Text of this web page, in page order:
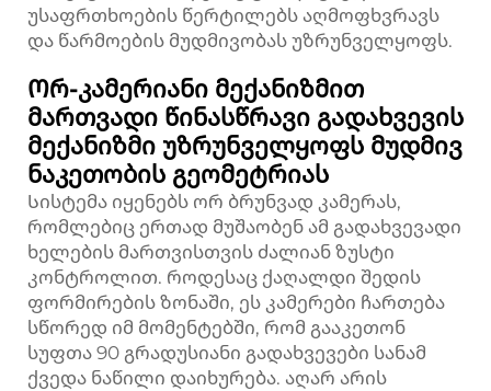
უსაფრთხოების წერტილებს აღმოფხვრავს
და წარმოების მუდმივობას უზრუნველყოფს.
Ორ-კამერიანი მექანიზმით
მართვადი წინასწრავი გადახვევის
მექანიზმი უზრუნველყოფს მუდმივ
ნაკეთობის გეომეტრიას
Სისტემა იყენებს ორ ბრუნვად კამერას,
რომლებიც ერთად მუშაობენ ამ გადახვევადი
ხელების მართვისთვის ძალიან ზუსტი
კონტროლით. როდესაც ქაღალდი შედის
ფორმირების ზონაში, ეს კამერები ჩართება
სწორედ იმ მომენტებში, რომ გააკეთონ
სუფთა 90 გრადუსიანი გადახვევები სანამ
ქვედა ნაწილი დაიხურება. აღარ არის